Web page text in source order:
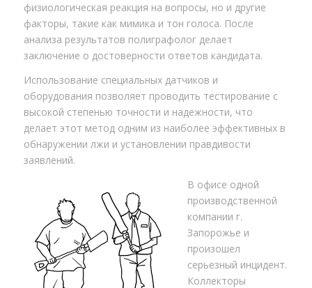
физиологическая реакция на вопросы, но и другие
факторы, такие как мимика и тон голоса. После
анализа результатов полиграфолог делает
заключение о достоверности ответов кандидата.
Использование специальных датчиков и
оборудования позволяет проводить тестирование с
высокой степенью точности и надежности, что
делает этот метод одним из наиболее эффективных в
обнаружении лжи и установлении правдивости
заявлений.
В офисе одной
производственной
компании г.
Запорожье и
произошел
серьезный инцидент.
Коллекторы